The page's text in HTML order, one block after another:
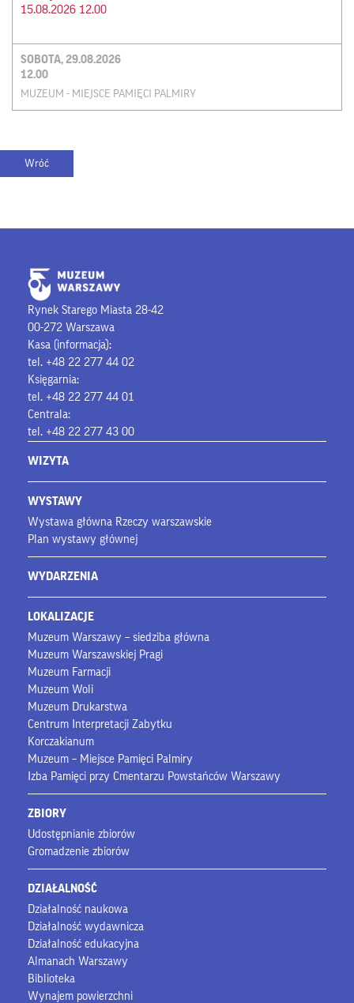
15.08.2026 12.00
SOBOTA, 29.08.2026
12.00
MUZEUM - MIEJSCE PAMIĘCI PALMIRY
Rynek Starego Miasta 28-42
00-272 Warszawa
Kasa (informacja):
tel. +48 22 277 44 02
Księgarnia:
tel. +48 22 277 44 01
Centrala:
tel. +48 22 277 43 00
WIZYTA
WYSTAWY
Wystawa główna Rzeczy warszawskie
Plan wystawy głównej
WYDARZENIA
LOKALIZACJE
Muzeum Warszawy – siedziba główna
Muzeum Warszawskiej Pragi
Muzeum Farmacji
Muzeum Woli
Muzeum Drukarstwa
Centrum Interpretacji Zabytku
Korczakianum
Muzeum – Miejsce Pamięci Palmiry
Izba Pamięci przy Cmentarzu Powstańców Warszawy
ZBIORY
Udostępnianie zbiorów
Gromadzenie zbiorów
DZIAŁALNOŚĆ
Działalność naukowa
Działalność wydawnicza
Działalność edukacyjna
Almanach Warszawy
Biblioteka
Wynajem powierzchni